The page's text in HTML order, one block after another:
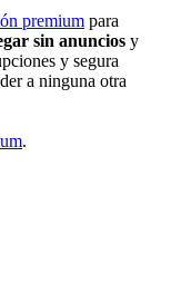
premium para
sin anuncios y
y segura
a ninguna otra
.